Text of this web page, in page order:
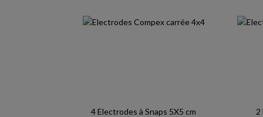
4 Electrodes à Snaps 5X5 cm 2